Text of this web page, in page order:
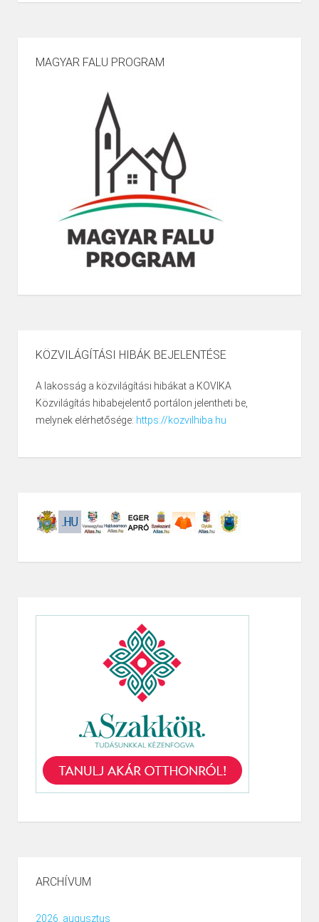
MAGYAR FALU PROGRAM
KÖZVILÁGÍTÁSI HIBÁK BEJELENTÉSE
A lakosság a közvilágítási hibákat a KOVIKA
Közvilágítás hibabejelentő portálon jelentheti be,
melynek elérhetősége: https://kozvilhiba.hu
ARCHÍVUM
2026. augusztus